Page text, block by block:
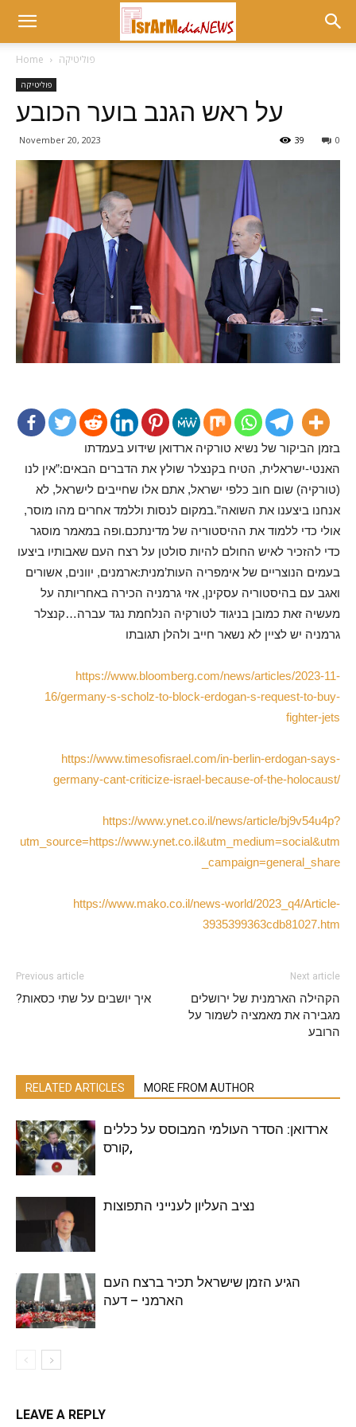
Home פוליטיקה
פוליטיקה
על ראש הגנב בוער הכובע
November 20, 2023 0
39
בזמן הביקור של נשיא טורקיה ארדואן שידוע בעמדתו
האנטי-ישראלית, הטיח בקנצלר שולץ את הדברים הבאים:”אין לנו
(טורקיה) שום חוב כלפי ישראל, אתם אלו שחייבים לישראל, לא
אנחנו ביצענו את השואה”.במקום לנסות וללמד אחרים מהו מוסר,
אולי כדי ללמוד את ההיסטוריה של מדינתכם.ופה במאמר מוסגר
כדי להזכיר לאיש החולם להיות סולטן על רצח העם שאבותיו ביצעו
בעמים הנוצריים של אימפריה העות’מנית:ארמנים, יוונים, אשורים
ואגב עם בהיסטוריה עסקינן, אזי גרמניה הכירה באחריותה על
מעשיה זאת כמובן בניגוד לטורקיה הנלחמת נגד עברה…קנצלר
גרמניה יש לציין לא נשאר חייב ולהלן תגובתו
https://www.bloomberg.com/news/articles/2023-11-
16/germany-s-scholz-to-block-erdogan-s-request-to-buy-
fighter-jets
https://www.timesofisrael.com/in-berlin-erdogan-says-
germany-cant-criticize-israel-because-of-the-holocaust/
https://www.ynet.co.il/news/article/bj9v54u4p?
utm_source=https://www.ynet.co.il&utm_medium=social&utm
_campaign=general_share
https://www.mako.co.il/news-world/2023_q4/Article-
3935399363cdb81027.htm
Previous article
?איך יושבים על שתי כסאות
Next article
הקהילה הארמנית של ירושלים
מגבירה את מאמציה לשמור על
הרובע
RELATED ARTICLES MORE FROM AUTHOR
ארדואן: הסדר העולמי המבוסס על כללים
,קורס
נציב העליון לענייני התפוצות
הגיע הזמן שישראל תכיר ברצח העם
הארמני – דעה
LEAVE A REPLY